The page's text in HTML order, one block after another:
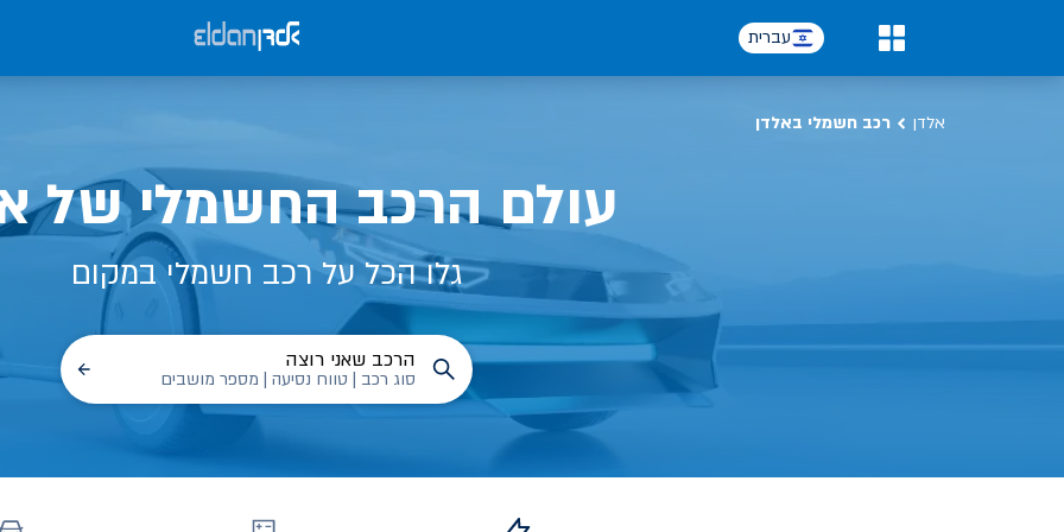
עברית
אלדן רכב חשמלי באלדן
עולם הרכב החשמלי של
גלו הכל על רכב חשמלי במקום
הרכב שאני רוצה
סוג רכב | טווח נסיעה | מספר מושבים